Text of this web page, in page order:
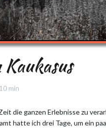
min
die ganzen Erlebnisse zu
hatte ich drei Tage, um ein